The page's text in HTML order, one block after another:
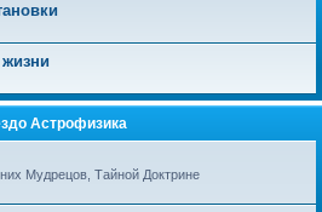
Астрофизика
Мудрецов, Тайной Доктрине